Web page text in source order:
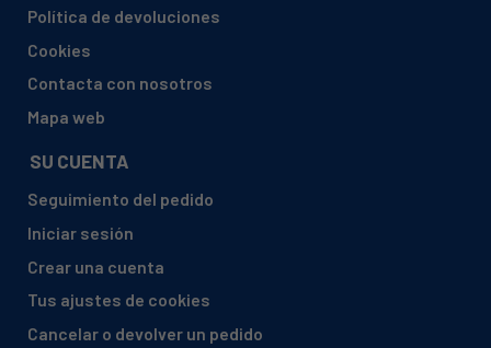
Política de devoluciones
Cookies
Contacta con nosotros
Mapa web
SU CUENTA
Seguimiento del pedido
Iniciar sesión
Crear una cuenta
Tus ajustes de cookies
Cancelar o devolver un pedido